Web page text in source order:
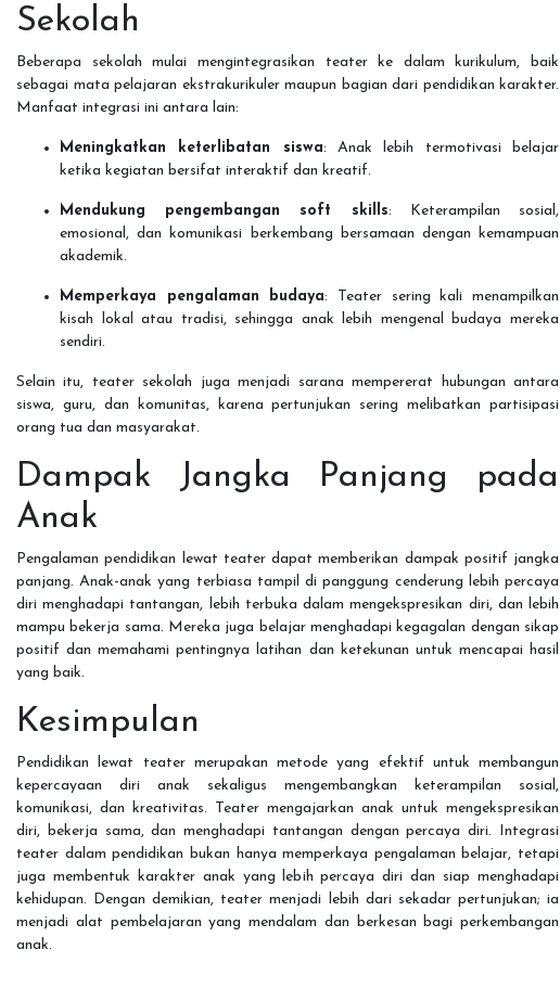
Sekolah
Beberapa sekolah mulai mengintegrasikan teater ke dalam kurikulum, baik
sebagai mata pelajaran ekstrakurikuler maupun bagian dari pendidikan karakter.
Manfaat integrasi ini antara lain:
Meningkatkan keterlibatan siswa: Anak lebih termotivasi belajar
ketika kegiatan bersifat interaktif dan kreatif.
Mendukung pengembangan soft skills: Keterampilan sosial,
emosional, dan komunikasi berkembang bersamaan dengan kemampuan
akademik.
Memperkaya pengalaman budaya: Teater sering kali menampilkan
kisah lokal atau tradisi, sehingga anak lebih mengenal budaya mereka
sendiri.
Selain itu, teater sekolah juga menjadi sarana mempererat hubungan antara
siswa, guru, dan komunitas, karena pertunjukan sering melibatkan partisipasi
orang tua dan masyarakat.
Dampak Jangka Panjang pada
Anak
Pengalaman pendidikan lewat teater dapat memberikan dampak positif jangka
panjang. Anak-anak yang terbiasa tampil di panggung cenderung lebih percaya
diri menghadapi tantangan, lebih terbuka dalam mengekspresikan diri, dan lebih
mampu bekerja sama. Mereka juga belajar menghadapi kegagalan dengan sikap
positif dan memahami pentingnya latihan dan ketekunan untuk mencapai hasil
yang baik.
Kesimpulan
Pendidikan lewat teater merupakan metode yang efektif untuk membangun
kepercayaan diri anak sekaligus mengembangkan keterampilan sosial,
komunikasi, dan kreativitas. Teater mengajarkan anak untuk mengekspresikan
diri, bekerja sama, dan menghadapi tantangan dengan percaya diri. Integrasi
teater dalam pendidikan bukan hanya memperkaya pengalaman belajar, tetapi
juga membentuk karakter anak yang lebih percaya diri dan siap menghadapi
kehidupan. Dengan demikian, teater menjadi lebih dari sekadar pertunjukan; ia
menjadi alat pembelajaran yang mendalam dan berkesan bagi perkembangan
anak.